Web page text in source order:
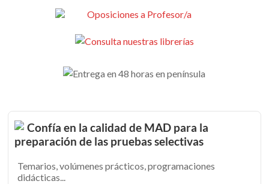
Confía en la calidad de MAD para la
preparación de las pruebas selectivas
Temarios, volúmenes prácticos, programaciones
didácticas...